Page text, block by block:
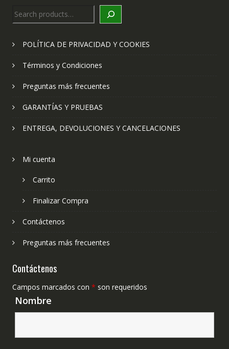
Search
POLÍTICA DE PRIVACIDAD Y COOKIES
Términos y Condiciones
Preguntas más frecuentes
GARANTÍAS Y PRUEBAS
ENTREGA, DEVOLUCIONES Y CANCELACIONES
Mi cuenta
Carrito
Finalizar Compra
Contáctenos
Preguntas más frecuentes
Contáctenos
Campos marcados con * son requeridos
Nombre